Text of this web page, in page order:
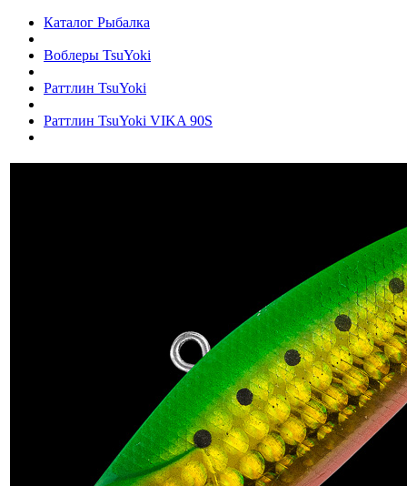
Каталог Рыбалка
Воблеры TsuYoki
Раттлин TsuYoki
Раттлин TsuYoki VIKA 90S